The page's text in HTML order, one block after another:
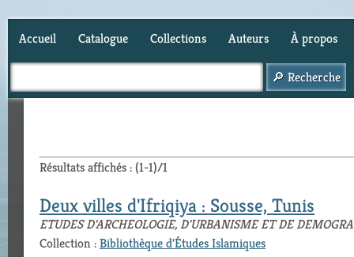
Accueil Catalogue Collections Auteurs À propos
Résultats affichés : (1-1)/1
Deux villes d'Ifriqiya : Sousse, Tunis
ETUDES D'ARCHEOLOGIE, D'URBANISME ET DE
Collection :Bibliothèque d'Études Islamiques